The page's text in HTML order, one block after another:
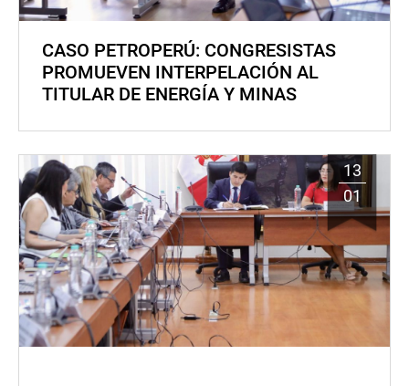
CASO PETROPERÚ: CONGRESISTAS
PROMUEVEN INTERPELACIÓN AL
TITULAR DE ENERGÍA Y MINAS
13
01